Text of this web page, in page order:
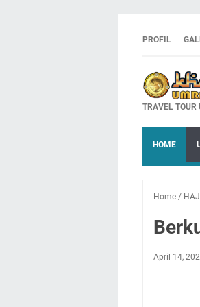
PROFIL
TRAVEL TOUR
HOME
Home / HAJI
April 14,